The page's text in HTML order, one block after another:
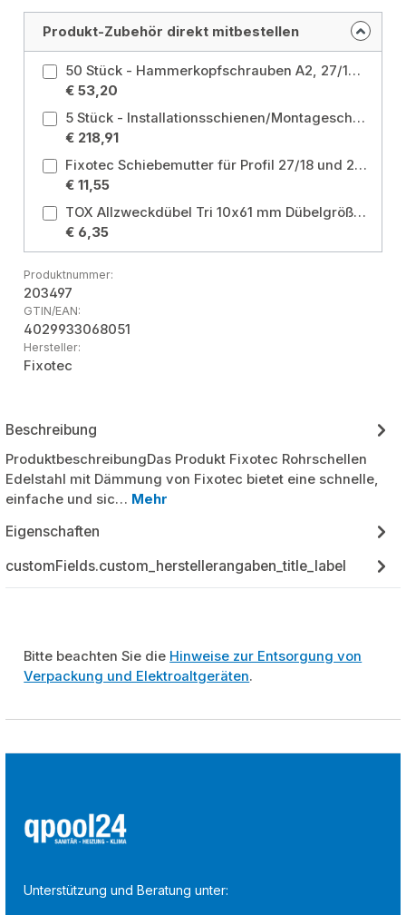
Produkt-Zubehör direkt mitbestellen
50 Stück - Hammerkopfschrauben A2, 27/18 + 28/30, M8x50 Abmessung: M8x50 / Profil: 27/18+28/30
€ 53,20
5 Stück - Installationsschienen/Montageschienen A2 28/30 Länge 2000 mm Profil: 28/30
€ 218,91
Fixotec Schiebemutter für Profil 27/18 und 28/30 M8 Edelstahl (V4A) - 10 Stück
€ 11,55
TOX Allzweckdübel Tri 10x61 mm Dübelgröße: 10x61 mm / Typ: Box
€ 6,35
Produktnummer:
203497
GTIN/EAN:
4029933068051
Hersteller:
Fixotec
Beschreibung
ProduktbeschreibungDas Produkt Fixotec Rohrschellen
Edelstahl mit Dämmung von Fixotec bietet eine schnelle,
einfache und sic… Mehr
Eigenschaften
customFields.custom_herstellerangaben_title_label
Bitte beachten Sie die Hinweise zur Entsorgung von
Verpackung und Elektroaltgeräten.
Unterstützung und Beratung unter: